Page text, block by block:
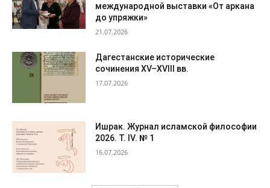
международной выставки «От аркана
до упряжки»
21.07.2026
Дагестанские исторические
сочинения XV–XVIII вв.
17.07.2026
Ишрак. Журнал исламской философии
2026. Т. IV. № 1
16.07.2026